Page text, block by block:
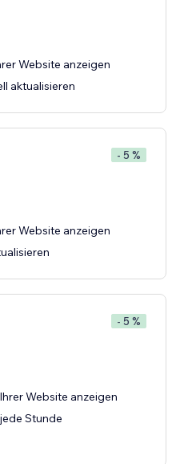
Website anzeigen
aktualisieren
- 5 %
Website anzeigen
- 5 %
Website anzeigen
Stunde